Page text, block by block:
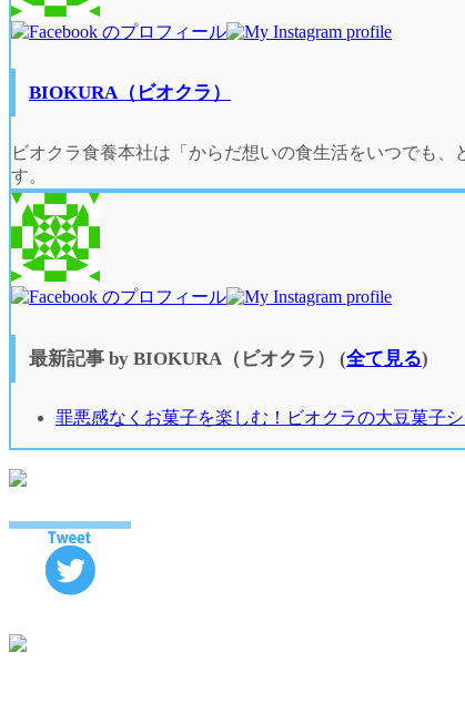
BIOKURA（ビオクラ）
ビオクラ食養本社は「からだ想いの食生活をいつでも
す。
最新記事 by BIOKURA（ビオクラ） (全て見る)
罪悪感なくお菓子を楽しむ！ビオクラの大豆菓子